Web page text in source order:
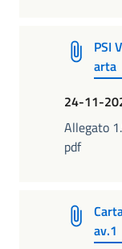
PSI
arta
24-11-
Allegato
pdf
av.1